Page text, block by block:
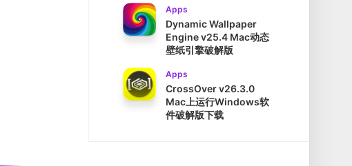
Apps
Dynamic Wallpaper
Engine v25.4 Mac动态
壁纸引擎破解版
Apps
CrossOver v26.3.0
Mac上运行Windows软
件破解版下载